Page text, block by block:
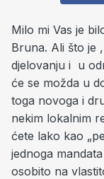
Milo mi Vas je
Bruna. Ali što je
djelovanju i u
će se možda u
toga novoga i
nekim lokalnim
ćete lako kao
jednoga
osobito na